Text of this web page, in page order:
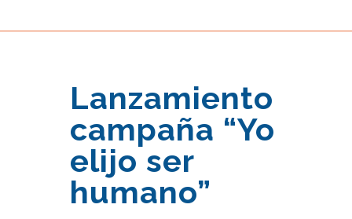
Lanzamiento
campaña “Yo
elijo ser
humano”